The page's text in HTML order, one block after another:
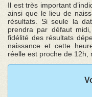
Il est très important
ainsi que le lieu de
résultats. Si seule la
prendra par défaut
fidélité des résultats
naissance et cette
réelle est proche de 12h,